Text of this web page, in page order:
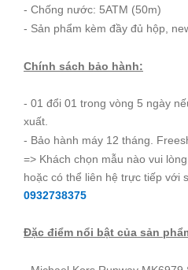
- Chống nước: 5ATM (50m)
- Sản phẩm kèm đầy đủ hộp,
Chính sách bảo hành:
- 01 đổi 01 trong vòng 5 ngày
xuất.
- Bảo hành máy 12 tháng.
=> Khách chọn mẫu nào vui
hoặc có thể liên hệ trực tiếp với
0932738375
Đặc điểm nổi bật của sản